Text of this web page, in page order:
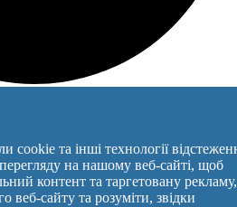
фетиш
та інші технології
на нашому веб-сайті, щоб
контент та таргетовану рекламу,
веб-сайту та розуміти, звідки